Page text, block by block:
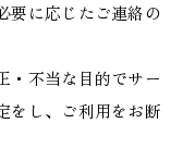
要に応じたご連絡の
・不当な目的でサー
をし、ご利用をお断